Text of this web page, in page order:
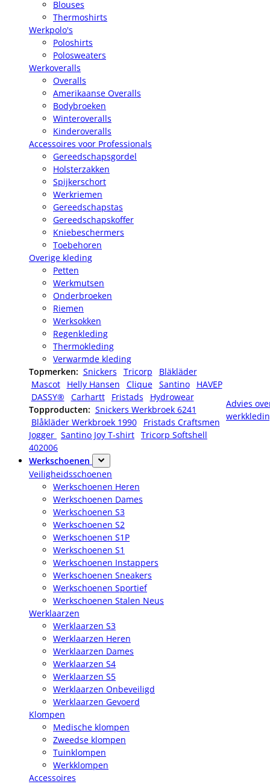
Blouses
Thermoshirts
Werkpolo's
Poloshirts
Polosweaters
Werkoveralls
Overalls
Amerikaanse Overalls
Bodybroeken
Winteroveralls
Kinderoveralls
Accessoires voor Professionals
Gereedschapsgordel
Holsterzakken
Spijkerschort
Werkriemen
Gereedschapstas
Gereedschapskoffer
Kniebeschermers
Toebehoren
Overige kleding
Petten
Werkmutsen
Onderbroeken
Riemen
Werksokken
Regenkleding
Thermokleding
Verwarmde kleding
Topmerken: Snickers Tricorp
Bläkläder
Mascot
Helly Hansen Clique Santino
HAVEP
DASSY®
Carhartt Fristads
Hydrowear
Topproducten: Snickers Werkbroek 6241
Blåkläder Werkbroek 1990
Fristads Craftsmen
Jogger Santino Joy T-shirt Tricorp Softshell
402006
Advies
Werkschoenen
Veiligheidsschoenen
Werkschoenen Heren
Werkschoenen Dames
Werkschoenen S3
Werkschoenen S2
Werkschoenen S1P
Werkschoenen S1
Werkschoenen Instappers
Werkschoenen Sneakers
Werkschoenen Sportief
Werkschoenen Stalen Neus
Werklaarzen
Werklaarzen S3
Werklaarzen Heren
Werklaarzen Dames
Werklaarzen S4
Werklaarzen S5
Werklaarzen Onbeveiligd
Werklaarzen Gevoerd
Klompen
Medische klompen
Zweedse klompen
Tuinklompen
Werkklompen
Accessoires